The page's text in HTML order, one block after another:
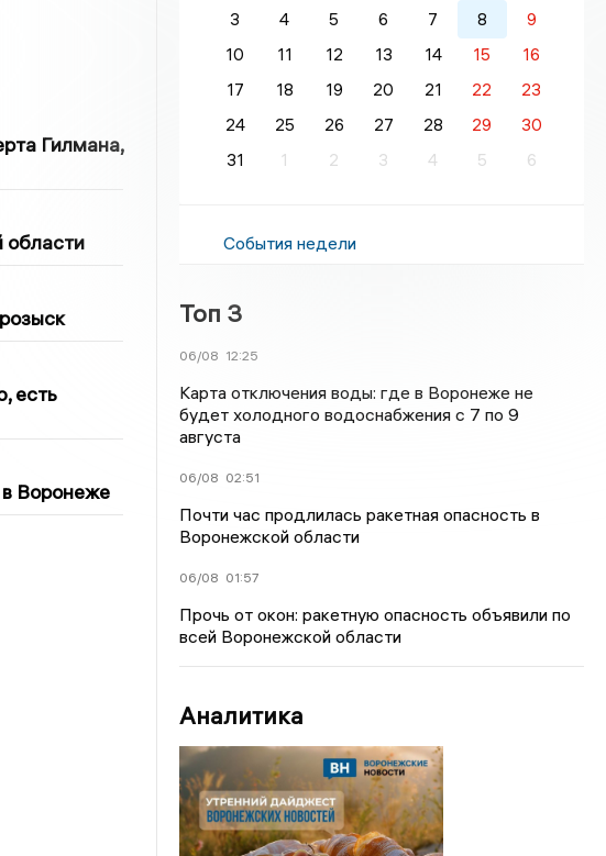
Гилмана,
области
есть
Воронеже
3
4 5 6 7 8
9
10
11 12 13 14 15
16
17
18 19 20 21 22
23
24
25 26 27 28 29
30
31
1 2 3 4 5 6
События недели
Топ 3
06/08 12:25
Карта отключения воды: где в Воронеже не
будет холодного водоснабжения с 7 по 9
августа
06/08 02:51
Почти час продлилась ракетная опасность в
Воронежской области
06/08 01:57
Прочь от окон: ракетную опасность объявили по
всей Воронежской области
Аналитика